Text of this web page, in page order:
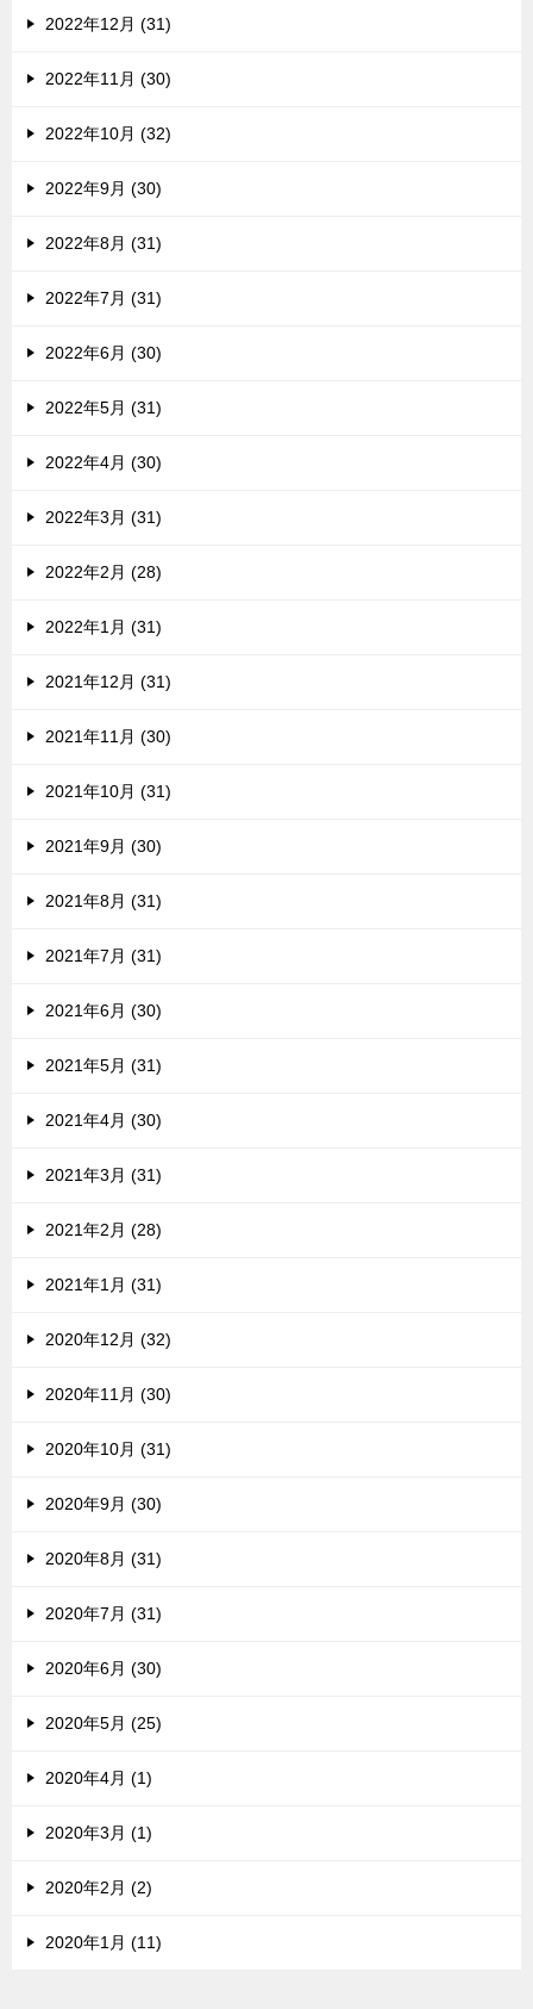
2022年12月 (31)
2022年11月 (30)
2022年10月 (32)
2022年9月 (30)
2022年8月 (31)
2022年7月 (31)
2022年6月 (30)
2022年5月 (31)
2022年4月 (30)
2022年3月 (31)
2022年2月 (28)
2022年1月 (31)
2021年12月 (31)
2021年11月 (30)
2021年10月 (31)
2021年9月 (30)
2021年8月 (31)
2021年7月 (31)
2021年6月 (30)
2021年5月 (31)
2021年4月 (30)
2021年3月 (31)
2021年2月 (28)
2021年1月 (31)
2020年12月 (32)
2020年11月 (30)
2020年10月 (31)
2020年9月 (30)
2020年8月 (31)
2020年7月 (31)
2020年6月 (30)
2020年5月 (25)
2020年4月 (1)
2020年3月 (1)
2020年2月 (2)
2020年1月 (11)